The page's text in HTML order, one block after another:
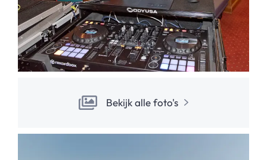
Bekijk alle foto's